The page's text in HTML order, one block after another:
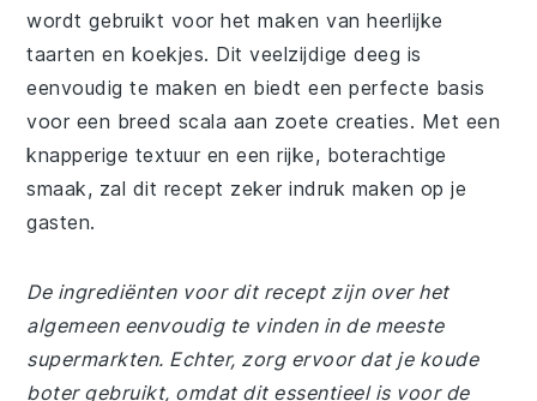
wordt gebruikt voor het maken van heerlijke
taarten en koekjes. Dit veelzijdige deeg is
eenvoudig te maken en biedt een perfecte basis
voor een breed scala aan zoete creaties. Met een
knapperige textuur en een rijke, boterachtige
smaak, zal dit recept zeker indruk maken op je
gasten.
De ingrediënten voor dit recept zijn over het
algemeen eenvoudig te vinden in de meeste
supermarkten. Echter, zorg ervoor dat je koude
boter gebruikt, omdat dit essentieel is voor de